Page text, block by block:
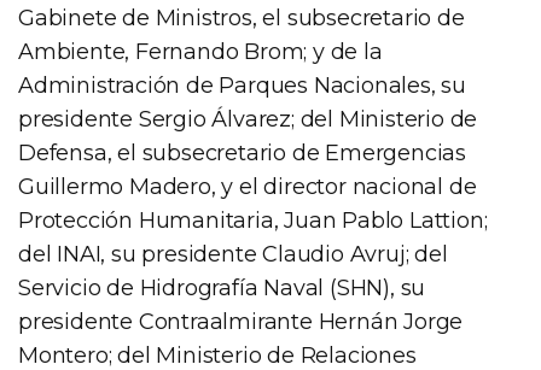
Gabinete de Ministros, el subsecretario de
Ambiente, Fernando Brom; y de la
Administración de Parques Nacionales, su
presidente Sergio Álvarez; del Ministerio de
Defensa, el subsecretario de Emergencias
Guillermo Madero, y el director nacional de
Protección Humanitaria, Juan Pablo Lattion;
del INAI, su presidente Claudio Avruj; del
Servicio de Hidrografía Naval (SHN), su
presidente Contraalmirante Hernán Jorge
Montero; del Ministerio de Relaciones